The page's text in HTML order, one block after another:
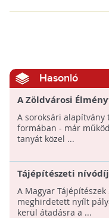
Hasonló
A Zöldvárosi
megkezdte
A soroksári alapítvány
formában - már
tanyát közel ...
Tájépítészeti nívódíj
A Magyar Tájépítészek
meghirdetett nyílt
kerül átadásra a ...